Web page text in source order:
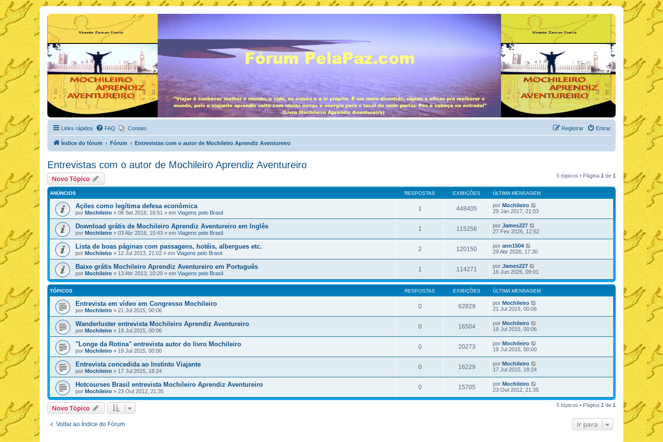
Links rápidos FAQ Contato Entrar
Registrar
Índice do fórum Fórum Entrevistas com o autor de Mochileiro Aprendiz Aventureiro
Entrevistas com o autor de Mochileiro Aprendiz Aventureiro
Novo Tópico 5 tópicos • Página 1 de 1
ANÚNCIOS RESPOSTAS EXIBIÇÕES ÚLTIMA MENSAGEM
Ações como legítima defesa econômica
por Mochileiro » 08 Set 2016, 16:51 » em Viagens pelo Brasil
1 448405 por Mochileiro
29 Jan 2017, 21:03
Download grátis de Mochileiro Aprendiz Aventureiro em Inglês
por Mochileiro » 03 Abr 2016, 10:43 » em Viagens pelo Brasil
1 115256 por James227
27 Fev 2026, 12:52
Lista de boas páginas com passagens, hotéis, albergues etc.
por Mochileiro » 12 Jul 2013, 21:02 » em Viagens pelo Brasil
2 120150 por ann1504
29 Abr 2026, 17:30
Baixe grátis Mochileiro Aprendiz Aventureiro em Português
por Mochileiro » 13 Abr 2013, 10:20 » em Viagens pelo Brasil
1 114271 por James227
16 Jun 2026, 09:01
TÓPICOS RESPOSTAS EXIBIÇÕES ÚLTIMA MENSAGEM
Entrevista em vídeo em Congresso Mochileiro
por Mochileiro » 21 Jul 2015, 00:06
0 62829 por Mochileiro
21 Jul 2015, 00:06
Wanderluster entrevista Mochileiro Aprendiz Aventureiro
por Mochileiro » 19 Jul 2015, 00:06
0 16504 por Mochileiro
19 Jul 2015, 00:06
"Longe da Rotina" entrevista autor do livro Mochileiro
por Mochileiro » 19 Jul 2015, 00:00
0 20273 por Mochileiro
19 Jul 2015, 00:00
Entrevista concedida ao Instinto Viajante
por Mochileiro » 17 Jul 2015, 18:24
0 16229 por Mochileiro
17 Jul 2015, 18:24
Hotcourses Brasil entrevista Mochileiro Aprendiz Aventureiro
por Mochileiro » 23 Out 2012, 21:35
0 15705 por Mochileiro
23 Out 2012, 21:35
Novo Tópico 5 tópicos • Página 1 de 1
Voltar ao Índice do Fórum Ir para